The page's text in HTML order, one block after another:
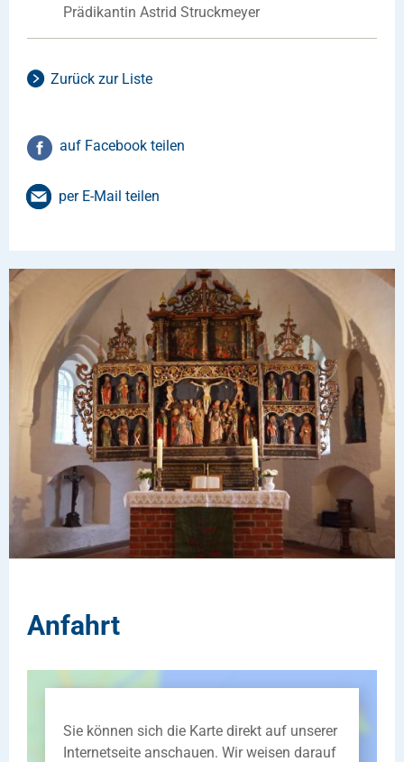
Prädikantin Astrid Struckmeyer
Zurück zur Liste
auf Facebook teilen
per E-Mail teilen
Anfahrt
Sie können sich die Karte direkt auf unserer
Internetseite anschauen. Wir weisen darauf